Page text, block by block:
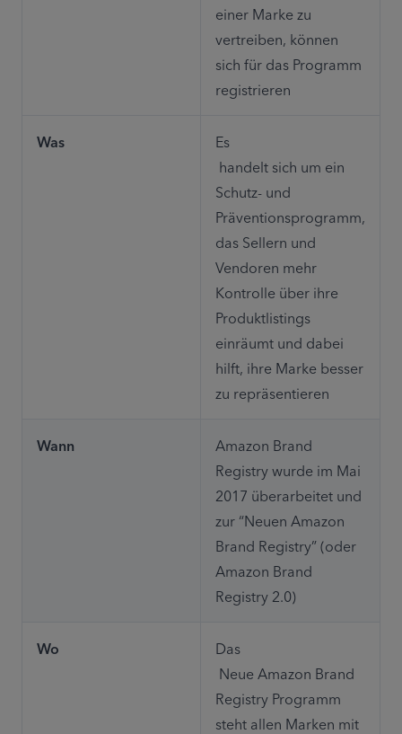
einer Marke zu
vertreiben, können
sich für das Programm
registrieren
Was
Es
Schutz- und
Präventionsprogramm,
das Sellern und
Vendoren mehr
Kontrolle über ihre
Produktlistings
einräumt und dabei
hilft, ihre Marke besser
zu repräsentieren
Wann
Amazon Brand
Registry wurde im Mai
2017 überarbeitet und
zur “Neuen Amazon
Brand Registry” (oder
Amazon Brand
Registry 2.0)
Wo
Das
Registry Programm
steht allen Marken mit